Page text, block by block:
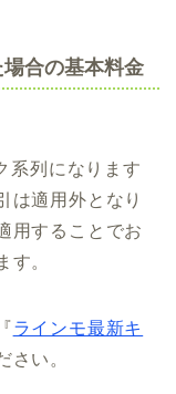
合の基本料金
系列になります
は適用外となり
用することでお
す。
ラインモ最新キ
さい。